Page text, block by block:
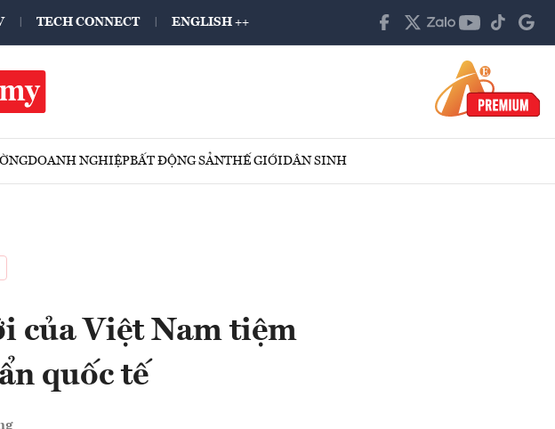
TECH CONNECT ENGLISH ++
DOANH NGHIỆPBẤT ĐỘNG SẢNTHẾ GIỚIDÂN SINH
của Việt Nam tiệm
quốc tế